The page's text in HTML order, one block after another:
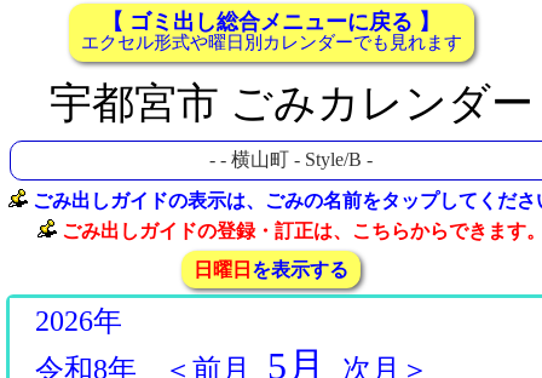
【 ゴミ出し総合メニューに戻る 】
エクセル形式や曜日別カレンダーでも見れます
宇都宮市 ごみカレンダー
- - 横山町 - Style/B -
ごみ出しガイドの表示は、ごみの名前をタップしてくださ
ごみ出しガイドの登録・訂正は、こちらからできます
日曜日 を表示する
2026年
令和8年
＜前月 5月 次月＞